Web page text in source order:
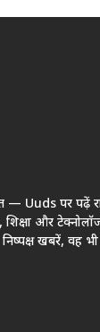
Uuds पर पढ़ें
और
खबरें, वह